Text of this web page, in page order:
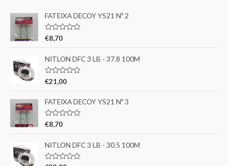
FATEIXA DECOY YS21 Nº 2
A
l
i
a
ã
d
e
5
€8,70
NITLON DFC 3 LB - 37.8 100M
A
l
i
a
ã
d
e
5
€21,00
FATEIXA DECOY YS21 Nº 3
A
l
i
a
ç
€8,70
NITLON DFC 3 LB - 30.5 100M